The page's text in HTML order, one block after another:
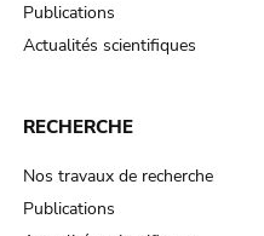
Publications
Actualités scientifiques
RECHERCHE
Nos travaux de recherche
Publications